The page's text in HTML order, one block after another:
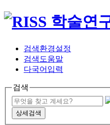
검색환경설정
검색도움말
다국어입력
검색
상세검색